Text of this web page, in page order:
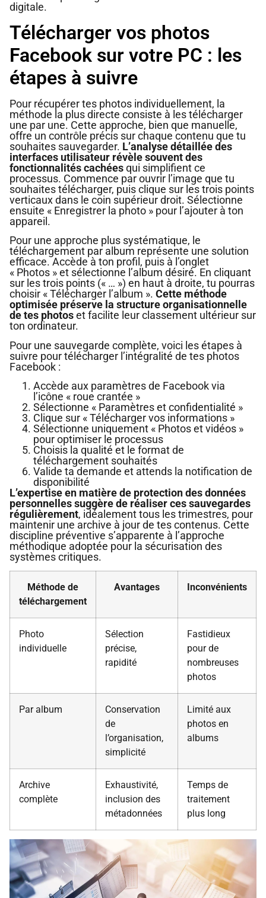
digitale.
Télécharger vos photos
Facebook sur votre PC : les
étapes à suivre
Pour récupérer tes photos individuellement, la
méthode la plus directe consiste à les télécharger
une par une. Cette approche, bien que manuelle,
offre un contrôle précis sur chaque contenu que tu
souhaites sauvegarder. L’analyse détaillée des
interfaces utilisateur révèle souvent des
fonctionnalités cachéesqui simplifient ce
processus. Commence par ouvrir l’image que tu
souhaites télécharger, puis clique sur les trois points
verticaux dans le coin supérieur droit. Sélectionne
ensuite « Enregistrer la photo » pour l’ajouter à ton
appareil.
Pour une approche plus systématique, le
téléchargement par album représente une solution
efficace. Accède à ton profil, puis à l’onglet
« Photos » et sélectionne l’album désiré. En cliquant
sur les trois points (« … ») en haut à droite, tu pourras
choisir « Télécharger l’album ». Cette méthode
optimisée préserve la structure organisationnelle
de tes photoset facilite leur classement ultérieur sur
ton ordinateur.
Pour une sauvegarde complète, voici les étapes à
suivre pour télécharger l’intégralité de tes photos
Facebook :
Accède aux paramètres de Facebook via
l’icône « roue crantée »
Sélectionne « Paramètres et confidentialité »
Clique sur « Télécharger vos informations »
Sélectionne uniquement « Photos et vidéos »
pour optimiser le processus
Choisis la qualité et le format de
téléchargement souhaités
Valide ta demande et attends la notification de
disponibilité
L’expertise en matière de protection des données
personnelles suggère de réaliser ces sauvegardes
régulièrement, idéalement tous les trimestres, pour
maintenir une archive à jour de tes contenus. Cette
discipline préventive s’apparente à l’approche
méthodique adoptée pour la sécurisation des
systèmes critiques.
Méthode de
téléchargement
Avantages Inconvénients
Photo
individuelle
Sélection
précise,
rapidité
Fastidieux
pour de
nombreuses
photos
Par album
Conservation
de
l’organisation,
simplicité
Limité aux
photos en
albums
Archive
complète
Exhaustivité,
inclusion des
métadonnées
Temps de
traitement
plus long